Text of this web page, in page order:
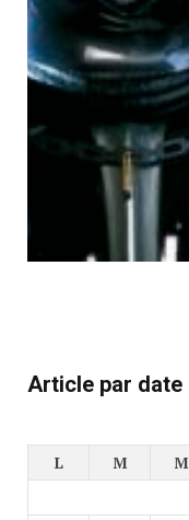
Article par date
L
M M